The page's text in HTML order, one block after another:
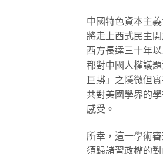
中國特色資本主
將走上西式民主
西方長達三十年
都對中國人權議
巨蟒」之隱微但
共對美國學界的
感受。
所幸，這一學術
須歸諸習政權的